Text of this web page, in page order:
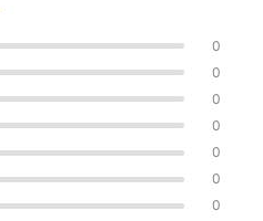
0
0
0
0
0
0
0